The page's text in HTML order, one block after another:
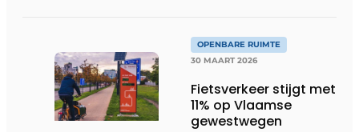
OPENBARE RUIMTE
30 MAART 2026
Fietsverkeer stijgt met
11% op Vlaamse
gewestwegen